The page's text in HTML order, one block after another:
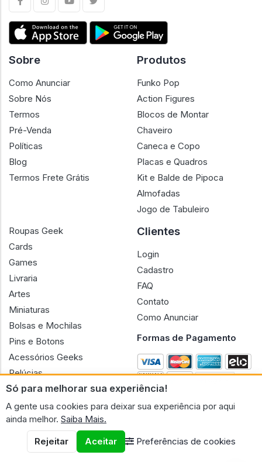
Só para melhorar sua experiência!
A gente usa cookies para deixar sua experiência por aqui
ainda melhor. Saiba Mais.
Rejeitar
Aceitar Preferências de cookies
Sobre
Como Anunciar
Sobre Nós
Termos
Pré-Venda
Políticas
Blog
Termos Frete Grátis
Produtos
Funko Pop
Action Figures
Blocos de Montar
Chaveiro
Caneca e Copo
Placas e Quadros
Kit e Balde de Pipoca
Almofadas
Jogo de Tabuleiro
Roupas Geek
Cards
Games
Livraria
Artes
Miniaturas
Bolsas e Mochilas
Pins e Botons
Acessórios Geeks
Pelúcias
Bonecas
Clientes
Login
Cadastro
FAQ
Contato
Como Anunciar
Formas de Pagamento